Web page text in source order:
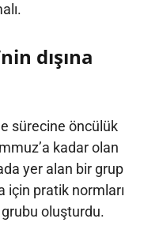
dışına
sürecine öncülük
kadar olan
yer alan bir grup
için pratik normları
oluşturdu.